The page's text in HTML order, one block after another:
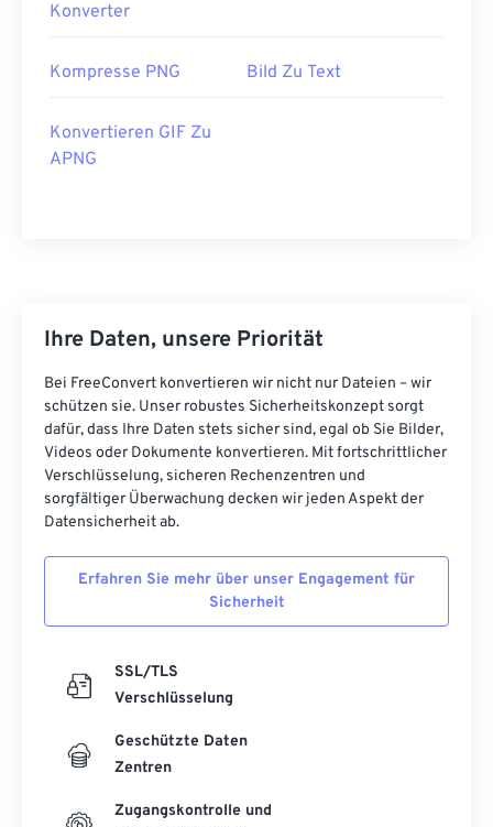
Konverter
Kompresse PNG Bild Zu Text
Konvertieren GIF Zu
APNG
Ihre Daten, unsere Priorität
Bei FreeConvert konvertieren wir nicht nur Dateien – wir
schützen sie. Unser robustes Sicherheitskonzept sorgt
dafür, dass Ihre Daten stets sicher sind, egal ob Sie Bilder,
Videos oder Dokumente konvertieren. Mit fortschrittlicher
Verschlüsselung, sicheren Rechenzentren und
sorgfältiger Überwachung decken wir jeden Aspekt der
Datensicherheit ab.
Erfahren Sie mehr über unser Engagement für
Sicherheit
SSL/TLS
Verschlüsselung
Geschützte Daten
Zentren
Zugangskontrolle und